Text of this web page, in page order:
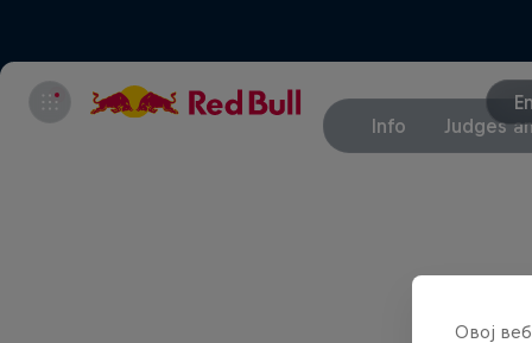
Info
Judges
Овој